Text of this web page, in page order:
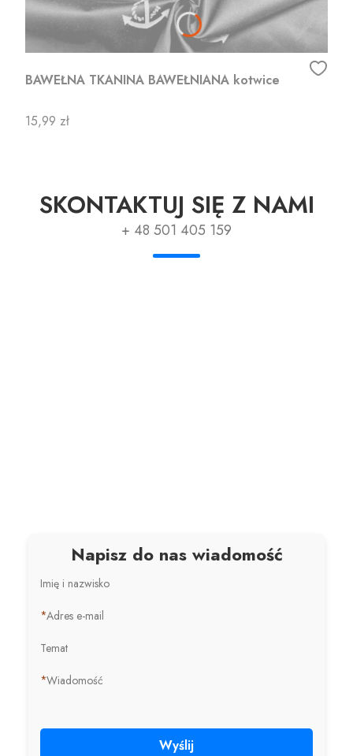
BAWEŁNA TKANINA BAWEŁNIANA kotwice
Cena
15,99 zł
SKONTAKTUJ SIĘ Z NAMI
+ 48 501 405 159
Napisz do nas wiadomość
Imię i nazwisko
*Adres e-mail
Temat
*Wiadomość
Wyślij